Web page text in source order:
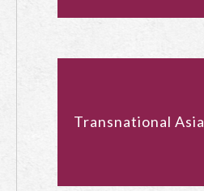
Transnational Asia